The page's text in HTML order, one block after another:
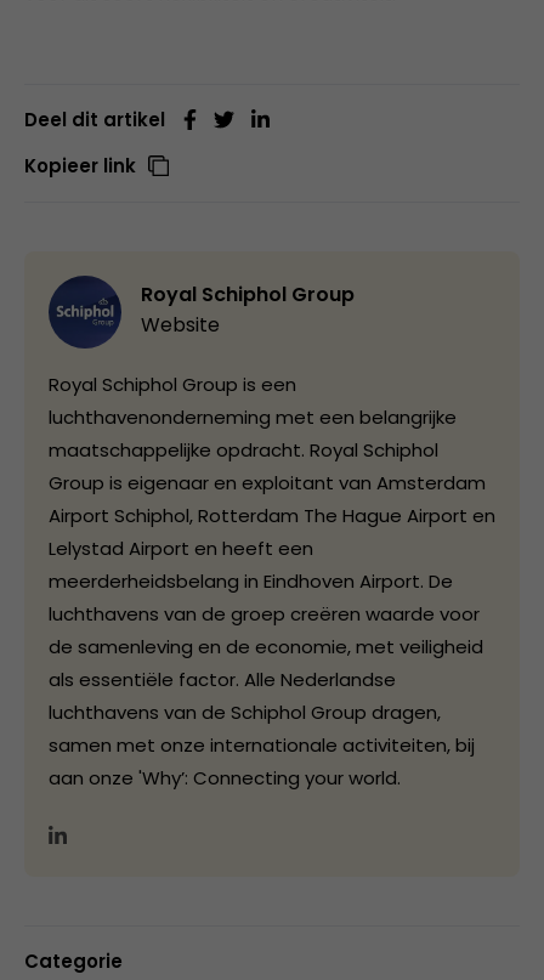
Deel dit artikel
Kopieer link
Royal Schiphol Group
Website
Royal Schiphol Group is een
luchthavenonderneming met een belangrijke
maatschappelijke opdracht. Royal Schiphol
Group is eigenaar en exploitant van Amsterdam
Airport Schiphol, Rotterdam The Hague Airport en
Lelystad Airport en heeft een
meerderheidsbelang in Eindhoven Airport. De
luchthavens van de groep creëren waarde voor
de samenleving en de economie, met veiligheid
als essentiële factor. Alle Nederlandse
luchthavens van de Schiphol Group dragen,
samen met onze internationale activiteiten, bij
aan onze 'Why’: Connecting your world.
Categorie